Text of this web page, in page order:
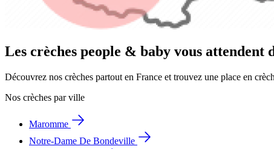
Les crèches people & baby vous attendent
Découvrez nos crèches partout en France et trouvez une place en
Nos crèches par ville
Maromme
Notre-Dame De Bondeville